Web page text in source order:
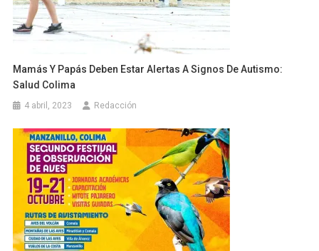
Mamás Y Papás Deben Estar Alertas A Signos De Autismo:
Salud Colima
4 abril, 2023 Redacción